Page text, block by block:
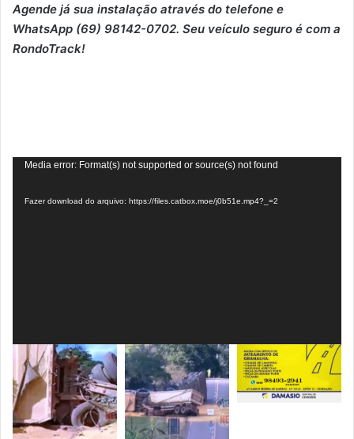
Agende já sua instalação através do telefone e
WhatsApp (69) 98142-0702. Seu veículo seguro é com a
RondoTrack!
Tocador
vídeo
Media error: Format(s) not supported or source(s) not found
Fazer download do arquivo: https://files.catbox.moe/j0b51e.mp4?_=2